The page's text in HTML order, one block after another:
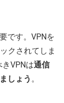
です。VPNを
クされてしま
VPNは通信
しょう 。